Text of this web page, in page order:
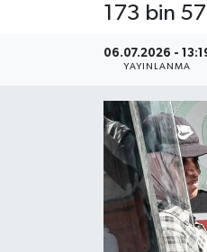
173 bin
06.07.2026 -
YAYINLANMA
Bi̇li̇m & Teknoloji̇